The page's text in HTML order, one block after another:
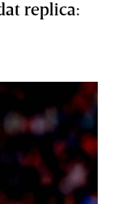
replica: